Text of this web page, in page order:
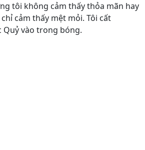
tôi không cảm thấy thỏa mãn hay
cảm thấy mệt mỏi. Tôi cất
Quỷ vào trong bóng.